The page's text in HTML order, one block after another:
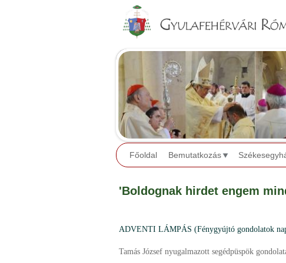
Főoldal Bemutatkozás
'Boldognak hirdet engem
ADVENTI LÁMPÁS (Fénygyújtó gondolatok
Tamás József nyugalmazott segédpüspök